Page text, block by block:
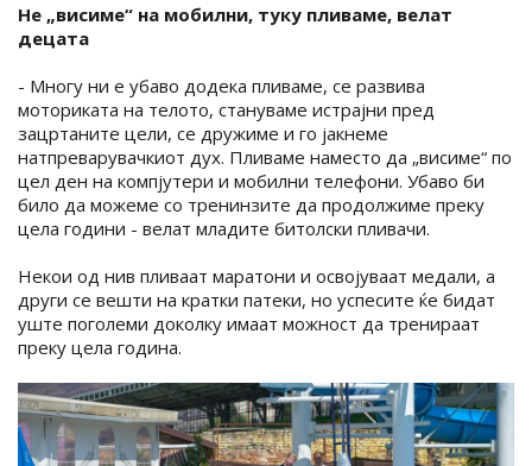
Не „висиме“ на мобилни, туку пливаме, велат
децата
- Многу ни е убаво додека пливаме, се развива
моториката на телото, стануваме истрајни пред
зацртаните цели, се дружиме и го јакнеме
натпреварувачкиот дух. Пливаме наместо да „висиме“ по
цел ден на компјутери и мобилни телефони. Убаво би
било да можеме со тренинзите да продолжиме преку
цела години - велат младите битолски пливачи.
Некои од нив пливаат маратони и освојуваат медали, а
други се вешти на кратки патеки, но успесите ќе бидат
уште поголеми доколку имаат можност да тренираат
преку цела година.